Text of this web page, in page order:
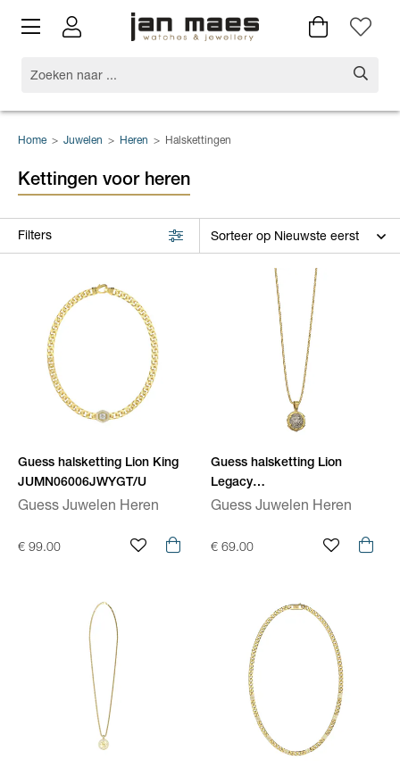
Home > Juwelen > Heren > Halskettingen
Kettingen voor heren
Filters
Guess halsketting Lion King
JUMN06006JWYGT/U
Guess Juwelen Heren
€ 99.00
Guess halsketting Lion
Legacy
JUMN06059JWYGT/U
Guess Juwelen Heren
€ 69.00